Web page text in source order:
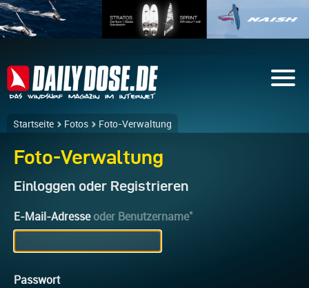
Startseite Fotos Foto-Verwaltung
Foto-Verwaltung
Einloggen oder Registrieren
E-Mail-Adresse oder Benutzername*
Passwort